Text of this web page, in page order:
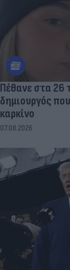
Πέθανε στα 26
δημιουργός
καρκίνο
07.08.2026